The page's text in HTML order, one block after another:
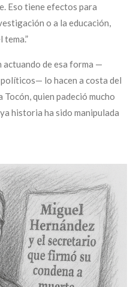
Eso tiene efectos para
o a la educación,
actuando de esa forma —
lo hacen a costa del
quien padeció mucho
historia ha sido manipulada